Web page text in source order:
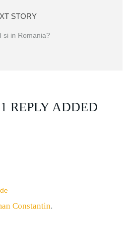
STORY
si in Romania?
1 REPLY ADDED
Constantin.